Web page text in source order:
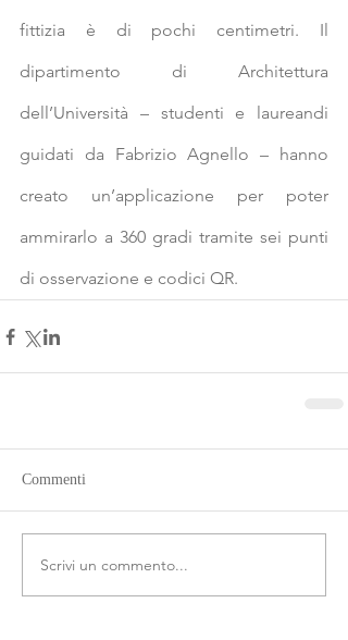
fittizia è di pochi centimetri. Il
dipartimento di Architettura
dell’Università – studenti e laureandi
guidati da Fabrizio Agnello – hanno
creato un’applicazione per poter
ammirarlo a 360 gradi tramite sei punti
di osservazione e codici QR.
Commenti
Scrivi un commento...